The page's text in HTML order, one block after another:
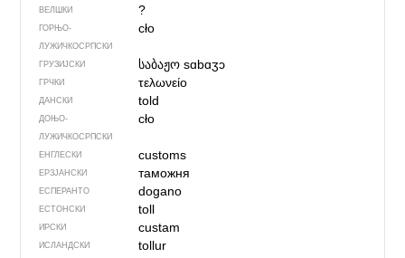
ВЕЛШКИ ?
ГОРЊО­
ЛУЖИЧКОСРПСКИ
cło
ГРУЗИЈСКИ საბაჟოsɑbɑʒɔ
ГРЧКИ τελωνείο
ДАНСКИ told
ДОЊО­
ЛУЖИЧКОСРПСКИ
cło
ЕНГЛЕСКИ customs
ЕРЗЈАНСКИ таможня
ЕСПЕРАНТО dogano
ЕСТОНСКИ toll
ИРСКИ custam
ИСЛАНДСКИ tollur